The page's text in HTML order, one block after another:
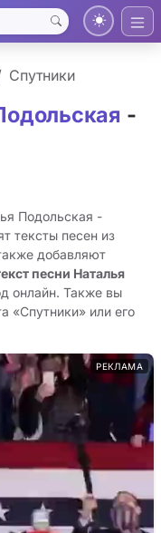
Спутники
-
Подольская -
тексты песен из
добавляют
песни Наталья
онлайн. Также вы
«Спутники» или его
РЕКЛАМА